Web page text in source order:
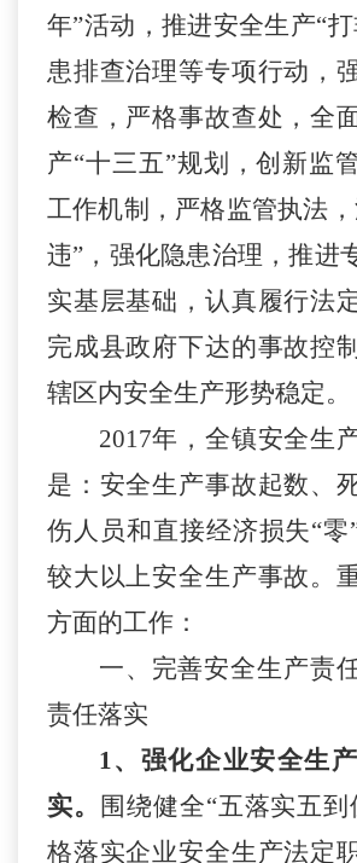
年”活动，推进安全生产“
患排查治理等专项行动，
检查， 严格事故查处，全
产“十三五”规划，创新监
工作机制，严格监管执法
违”，强化隐患治理，推进
实基层基础，认真履行法
完成县政府下达的事故控
辖区内安全生产形势稳定。
2017年，全镇安全生
是：安全生产事故起数、
伤人员和直接经济损失“零
较大以上安全生产事故。
方面的工作：
一、完善安全生产责
责任落实
1、强化企业安全生
实。
围绕健全“五落实五
格落实企业安全生产法定